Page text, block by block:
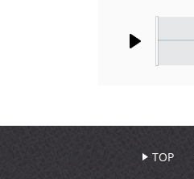
TOP